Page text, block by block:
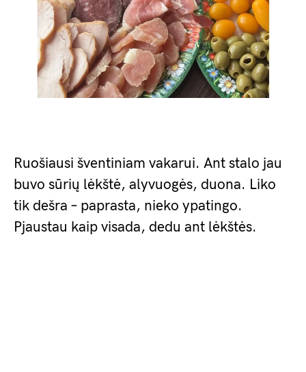
Ruošiausi šventiniam vakarui. Ant stalo jau
buvo sūrių lėkštė, alyvuogės, duona. Liko
tik dešra – paprasta, nieko ypatingo.
Pjaustau kaip visada, dedu ant lėkštės.